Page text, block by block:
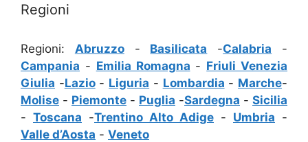
Regioni
Regioni: Abruzzo- Basilicata -Calabria -
Campania - Emilia Romagna - Friuli Venezia
Giulia -Lazio- Liguria - Lombardia - Marche-
Molise - Piemonte - Puglia -Sardegna - Sicilia
- Toscana -Trentino Alto Adige - Umbria -
Valle d’Aosta - Veneto